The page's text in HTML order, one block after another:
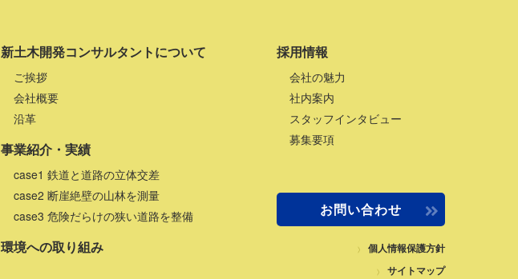
新土木開発コンサルタントについて
ご挨拶
会社概要
沿革
事業紹介・実績
case1 鉄道と道路の立体交差
case2 断崖絶壁の山林を測量
case3 危険だらけの狭い道路を整備
環境への取り組み
採用情報
会社の魅力
社内案内
スタッフインタビュー
募集要項
お問い合わせ
個人情報保護方針
サイトマップ